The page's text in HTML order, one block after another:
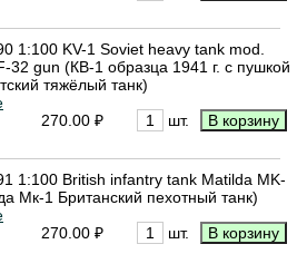
1:100 KV-1 Soviet heavy tank mod.
32 gun (КВ-1 образца 1941 г. с пушкой
тяжёлый танк)
270.00 ₽
шт.
1:100 British infantry tank Matilda MK-
Мк-1 Британский пехотный танк)
270.00 ₽
шт.